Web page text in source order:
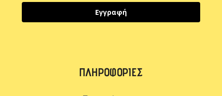
Εγγραφή
ΠΛΗΡΟΦΟΡΊΕΣ